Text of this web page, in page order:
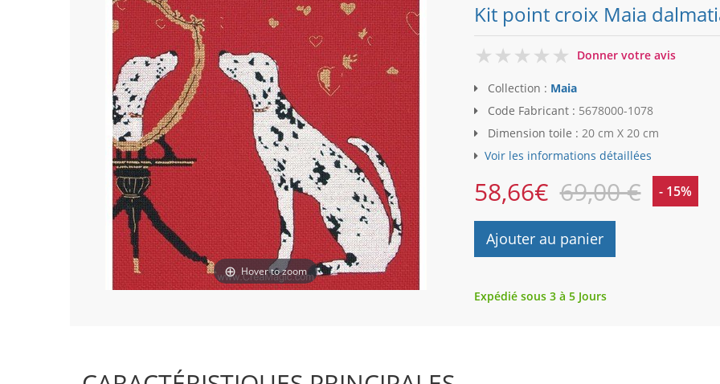
Hover to zoom
Kit point croix Maia
0
Donner votre avis
Collection : Maia
Code Fabricant : 5678000-1078
Dimension toile : 20 cm X 20 cm
Voir les informations détaillées
58,66€ 69,00 € - 15%
Ajouter au panier
Expédié sous 3 à 5 Jours